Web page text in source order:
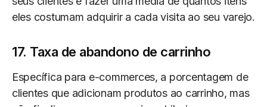
eles costumam adquirir a cada visita ao seu varejo.
17. Taxa de abandono de carrinho
Específica para e-commerces, a porcentagem de
clientes que adicionam produtos ao carrinho, mas